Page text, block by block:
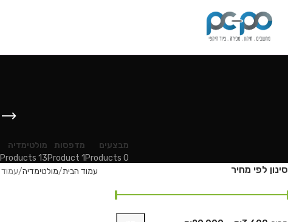
מבצעים
0 Products
מדפסות
1 Product
מולטימדיה
13 Products
סינון לפי מחיר עמוד הבית מולטימדיה עמוד 2